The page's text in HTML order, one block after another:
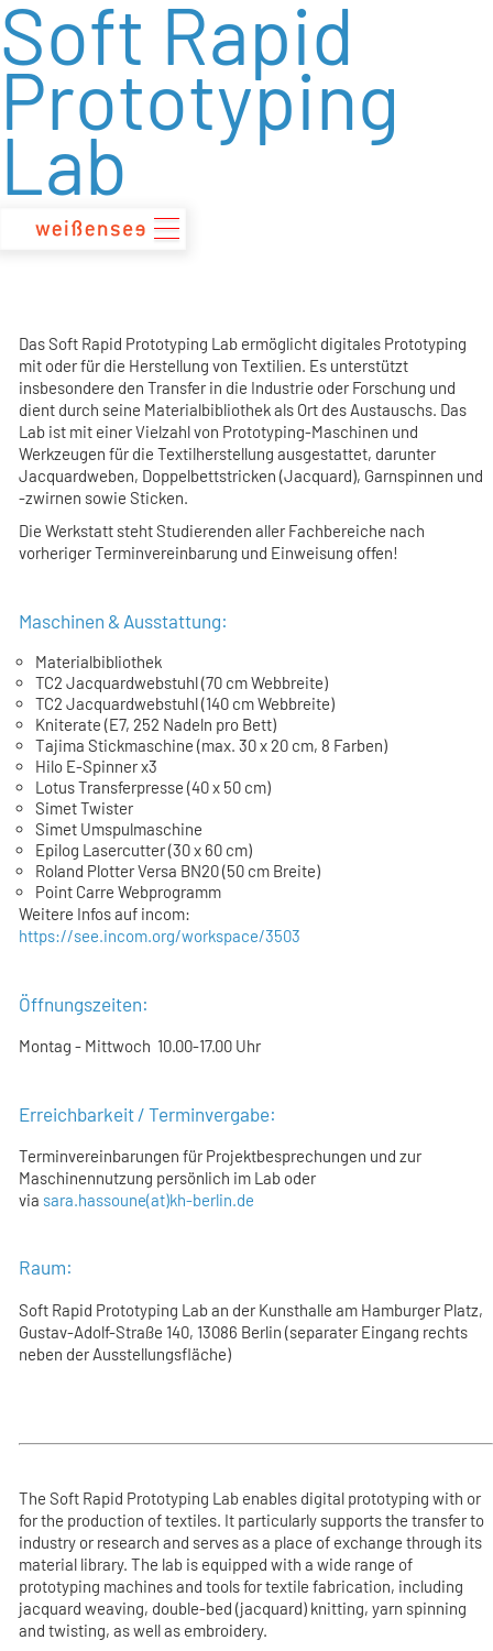
zum
Inhalt
Soft Rapid
Prototyping
Lab
Das Soft Rapid Prototyping Lab ermöglicht digitales Prototyping
mit oder für die Herstellung von Textilien. Es unterstützt
insbesondere den Transfer in die Industrie oder Forschung und
dient durch seine Materialbibliothek als Ort des Austauschs. Das
Lab ist mit einer Vielzahl von Prototyping-Maschinen und
Werkzeugen für die Textilherstellung ausgestattet, darunter
Jacquardweben, Doppelbettstricken (Jacquard), Garnspinnen und
-zwirnen sowie Sticken.
Die Werkstatt steht Studierenden aller Fachbereiche nach
vorheriger Terminvereinbarung und Einweisung offen!
Maschinen & Ausstattung:
Materialbibliothek
TC2 Jacquardwebstuhl (70 cm Webbreite)
TC2 Jacquardwebstuhl (140 cm Webbreite)
Kniterate (E7, 252 Nadeln pro Bett)
Tajima Stickmaschine (max. 30 x 20 cm, 8 Farben)
Hilo E-Spinner x3
Lotus Transferpresse (40 x 50 cm)
Simet Twister
Simet Umspulmaschine
Epilog Lasercutter (30 x 60 cm)
Roland Plotter Versa BN20 (50 cm Breite)
Point Carre Webprogramm
Weitere Infos auf incom:
https://see.incom.org/workspace/3503
Öffnungszeiten:
Montag - Mittwoch 10.00-17.00 Uhr
Erreichbarkeit / Terminvergabe:
Terminvereinbarungen für Projektbesprechungen und zur
Maschinennutzung persönlich im Lab oder
via sara.hassoune(at)kh-berlin.de
Raum:
Soft Rapid Prototyping Lab an der Kunsthalle am Hamburger Platz,
Gustav-Adolf-Straße 140, 13086 Berlin (separater Eingang rechts
neben der Ausstellungsfläche)
TheSoft Rapid Prototyping Lab enables digital prototyping with or
for the production of textiles. It particularly supports the transfer to
industry or research and serves as a place of exchange through its
material library. The lab is equipped with a wide range of
prototyping machines and tools for textile fabrication, including
jacquard weaving, double-bed (jacquard) knitting, yarn spinning
and twisting, as well as embroidery.